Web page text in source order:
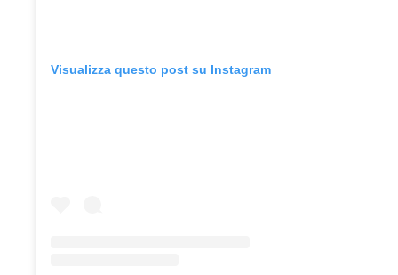
Visualizza questo post su Instagram